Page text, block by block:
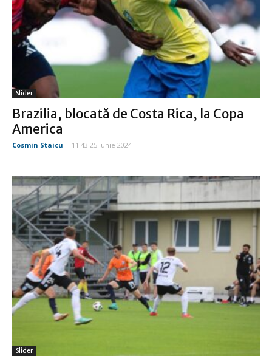
Slider
Brazilia, blocată de Costa Rica, la Copa
America
Cosmin Staicu - 11:43 25 iunie 2024
Slider